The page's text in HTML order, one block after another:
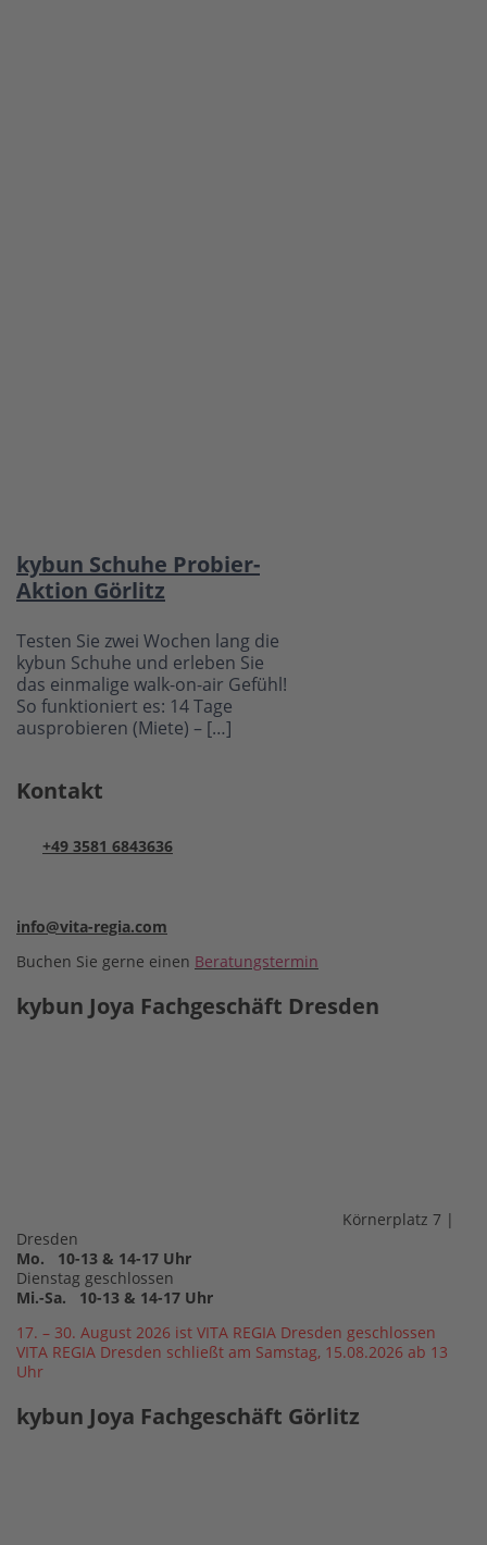
kybun Schuhe Probier-
Aktion Görlitz
Testen Sie zwei Wochen lang die
kybun Schuhe und erleben Sie
das einmalige walk-on-air Gefühl!
So funktioniert es: 14 Tage
ausprobieren (Miete) – […]
Kontakt
+49 3581 6843636
info@vita-regia.com
Buchen Sie gerne einen Beratungstermin
kybun Joya Fachgeschäft Dresden
Körnerplatz 7 |
Dresden
Mo. 10-13 & 14-17 Uhr
Dienstag geschlossen
Mi.-Sa. 10-13 & 14-17 Uhr
17. – 30. August 2026 ist VITA REGIA Dresden geschlossen
VITA REGIA Dresden schließt am Samstag, 15.08.2026 ab 13
Uhr
kybun Joya Fachgeschäft Görlitz